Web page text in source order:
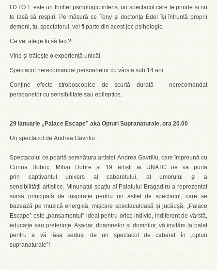
I.D.I.O.T. este un thriller psihologic intens, un spectacol care te prinde și nu
te lasă să respiri. Pe măsură ce Tony și doctorița Edel își înfruntă proprii
demoni, tu, spectatorul, vei fi parte din acest joc psihologic.
Ce vei alege tu să faci?
Vino și trăiește o experiență unică!
Spectacol nerecomandat persoanelor cu vârsta sub 14 ani
Conține efecte stroboscopice de scurtă durată – nerecomandat
persoanelor cu sensibilitate sau epileptice.
29 ianuarie „Palace Escape” aka Opturi Supranaturale, ora 20.00
Un spectacol de Andrea Gavriliu
Spectacolul ce poartă semnătura artistei Andrea Gavriliu, care împreună cu
Corina Boboc, Mihai Dobre și 19 artiști ai UNATC ne va purta
prin captivantul univers al cabaretului, al umorului și a
sensibilității artistice. Minunatul spațiu al Palatului Bragadiru a reprezentat
sursa principală de inspirație pentru un astfel de spectacol, care se
bazează pe muzică energică, mișcare spectaculoasă și jucăușă. „Palace
Escape” este „pansamentul” ideal pentru orice individ, indiferent de vârstă,
educație sau preferințe. Așadar, doamnelor și domnilor, vă invităm la palat
pentru a vă lăsa seduși de un spectacol de cabaret în „opturi
supranaturale”!